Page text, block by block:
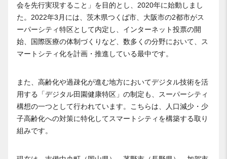
会を先行実現すること」を目的とし、2020年に始動しまし
た。2022年3月には、茨木県つくば市、大阪市の2都市がス
ーパーシティ特区として内定し、インターネット投票の開
始、国際医療の体制づくりなど、数多くの分野において、ス
マートシティ化を計画・推進している最中です。
また、高齢化や過疎化が進む地方においてデジタル技術を活
用する「デジタル田園健康特区」の制定も、スーパーシティ
構想の一つとして行われています。こちらは、人口減少・少
子高齢化への対策に特化してスマートシティを構築する取り
組みです。